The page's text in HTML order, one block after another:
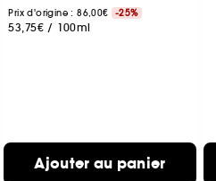
Prix d'origine : 86,00€ -25%
53,75€ / 100ml
Ajouter au panier